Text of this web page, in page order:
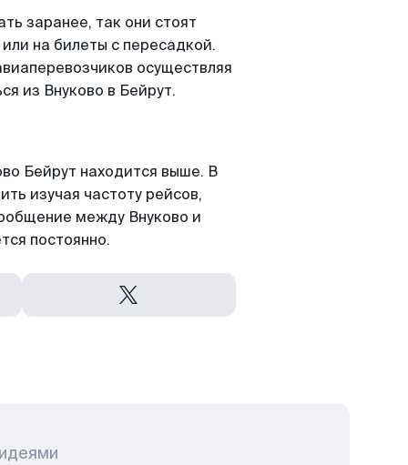
заранее, так они стоят
на билеты с пересадкой.
осуществляя
из Внуково в Бейрут.
Бейрут находится выше. В
изучая частоту рейсов,
между Внуково и
постоянно.